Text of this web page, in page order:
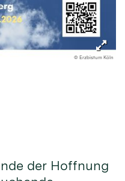
© Erzbistum Köln
der Hoffnung